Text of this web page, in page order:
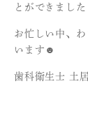
とができまし
お忙しい中、
います☻
歯科衛生士 土